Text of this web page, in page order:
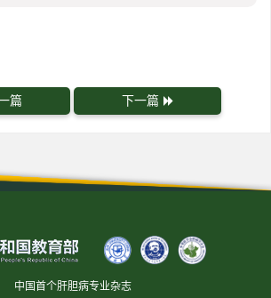
篇 下一篇
中国首个肝胆病专业杂志